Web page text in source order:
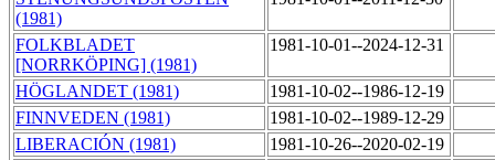
(1981)
FOLKBLADET
[NORRKÖPING] (1981)
1981-10-01--2024-12-31
HÖGLANDET (1981)
1981-10-02--1986-12-19
FINNVEDEN (1981)
1981-10-02--1989-12-29
LIBERACIÓN (1981)
1981-10-26--2020-02-19